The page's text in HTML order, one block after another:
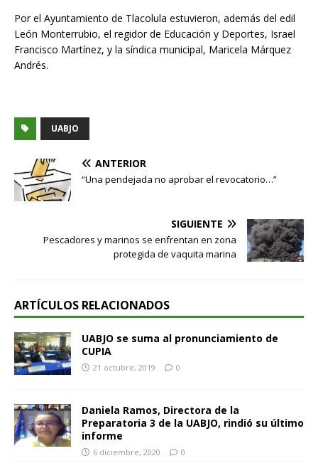
Por el Ayuntamiento de Tlacolula estuvieron, además del edil
León Monterrubio, el regidor de Educación y Deportes, Israel
Francisco Martínez, y la síndica municipal, Maricela Márquez
Andrés.
UABJO
ANTERIOR
“Una pendejada no aprobar el revocatorio…”
SIGUIENTE
Pescadores y marinos se enfrentan en zona
protegida de vaquita marina
ARTÍCULOS RELACIONADOS
UABJO se suma al pronunciamiento de
CUPIA
21 octubre, 2019 0
Daniela Ramos, Directora de la
Preparatoria 3 de la UABJO, rindió su último
informe
6 diciembre, 2020 0